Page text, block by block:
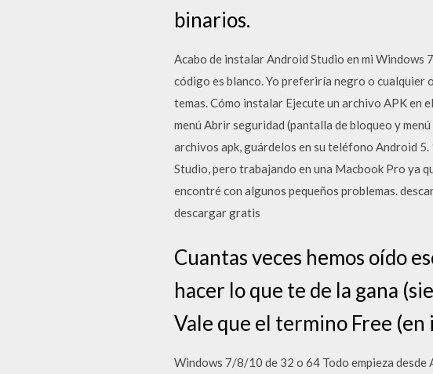
binarios.
Acabo de instalar Android Studio en mi Windows
código es blanco. Yo preferiría negro o cualquier
temas. Cómo instalar Ejecute un archivo APK
menú Abrir seguridad (pantalla de bloqueo y
archivos apk, guárdelos en su teléfono Android
Studio, pero trabajando en una Macbook Pro ya
encontré con algunos pequeños problemas.
descargar gratis
Cuantas veces hemos oído
hacer lo que te de la gana
Vale que el termino Free (en
Windows 7/8/10 de 32 o 64 Todo empieza desde